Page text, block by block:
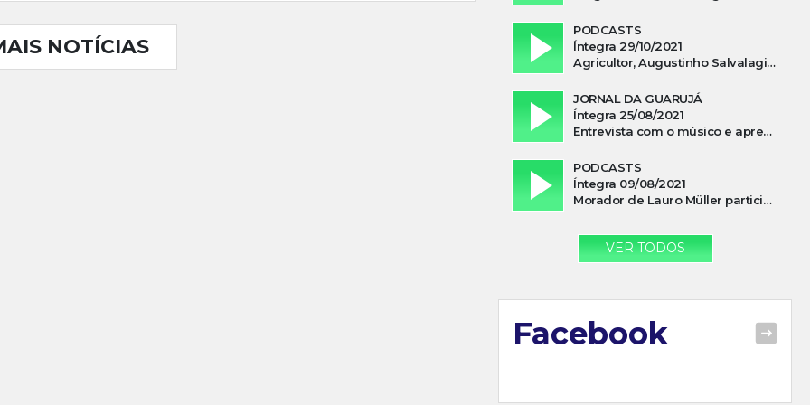
NOTÍCIAS
PODCASTS
Íntegra 29/10/2021
Agricultor, Augustinho Salvalagio, relata sobre aparição do Cavaleiro Negro no Rio das Furnas
JORNAL DA GUARUJÁ
Íntegra 25/08/2021
Entrevista com o músico e apresentador, Lismael Ferrareis, no Cidade e Campo
PODCASTS
Íntegra 09/08/2021
Morador de Lauro Müller participa de motociata em apoio a Bolsonaro
VER TODOS
Facebook